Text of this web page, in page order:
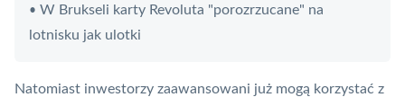
• W Brukseli karty Revoluta "porozrzucane" na
lotnisku jak ulotki
Natomiast inwestorzy zaawansowani już mogą korzystać z